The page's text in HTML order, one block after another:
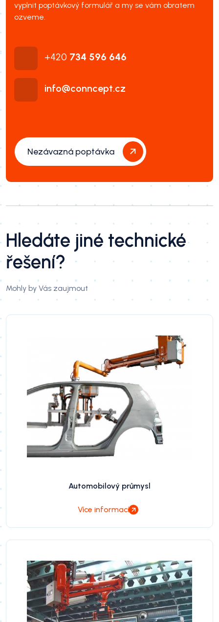
vyplnit poptávkový formulář a my se vám obratem
ozveme.
+420 734 596 646
info@conncept.cz
Nezávazná poptávka
Hledáte jiné technické
řešení?
Mohly by Vás zaujmout
Automobilový průmysl
Více informací